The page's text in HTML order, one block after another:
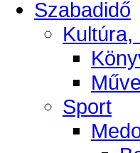
Szabadidő
Sport